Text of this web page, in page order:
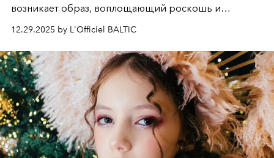
возникает образ, воплощающий роскошь и
в пышную белизну меха, то в огненный силуэт на
лыжах, становится центром этой снежной симфонии,
где каждая деталь - от шапки до лыжных палок -
подчеркивает безупречный вкус и хладнокровную
элегантность, визуализируя поэму о женственности,
которая не боится вызова стихий и диктует свои
правила даже на вершине мира.
12.29.2025 by L'Officiel BALTIC